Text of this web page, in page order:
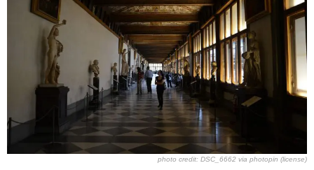
photo credit: DSC_6662 via photopin (license)